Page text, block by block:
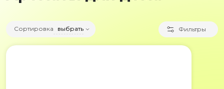
Сортировка выбрать Фильтры